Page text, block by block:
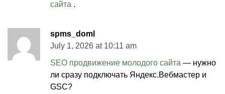
сайта .
spms_doml
July 1, 2026 at 10:11 am
SEO продвижение молодого сайта — нужно
ли сразу подключать Яндекс.Вебмастер и
GSC?